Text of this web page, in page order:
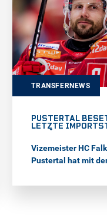
den Olympischen
der
Division teil.
TRANSFERNEWS
PUSTERTAL
LETZTE
Vizemeister HC
Pustertal hat mit
David Farrance